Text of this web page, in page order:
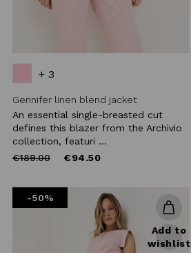
+ 3
Gennifer linen blend jacket
An essential single-breasted cut
defines this blazer from the Archivio
collection, featuri ...
Price
€189.00to €94.50
-50%
Add to
wishlist